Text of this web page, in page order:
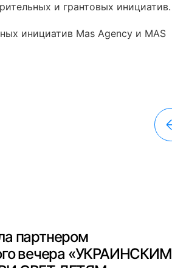
и грантовых инициатив.
инициатив Mas Agency и MAS
партнером
вечера «УКРАИНСКИМ